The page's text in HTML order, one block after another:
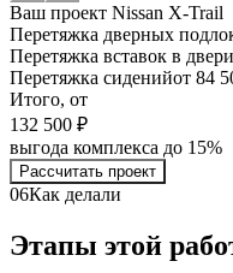
Ваш проект Nissan X-Trail
Перетяжка дверных
Перетяжка вставок в двери
Перетяжка сиденийот 84
Итого, от
132 500 ₽
выгода комплекса до 15%
Рассчитать проект
06Как делали
Этапы этой